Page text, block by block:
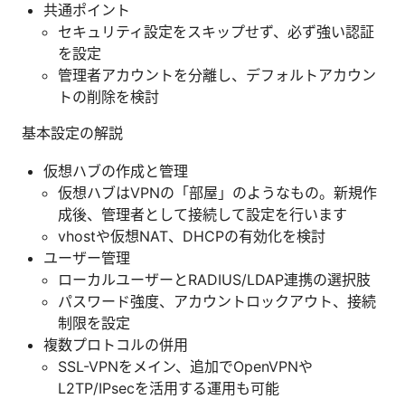
共通ポイント
セキュリティ設定をスキップせず、必ず強い認証
を設定
管理者アカウントを分離し、デフォルトアカウン
トの削除を検討
基本設定の解説
仮想ハブの作成と管理
仮想ハブはVPNの「部屋」のようなもの。新規作
成後、管理者として接続して設定を行います
vhostや仮想NAT、DHCPの有効化を検討
ユーザー管理
ローカルユーザーとRADIUS/LDAP連携の選択肢
パスワード強度、アカウントロックアウト、接続
制限を設定
複数プロトコルの併用
SSL-VPNをメイン、追加でOpenVPNや
L2TP/IPsecを活用する運用も可能